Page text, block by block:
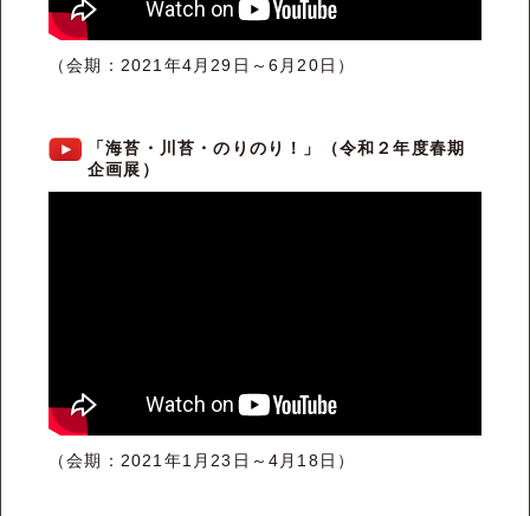
（会期：2021年4月29日～6月20日）
「海苔・川苔・のりのり！」（令和２年度春期
企画展）
（会期：2021年1月23日～4月18日）